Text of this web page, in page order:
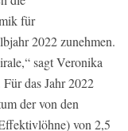
für
2022 zunehmen.
sagt Veronika
das Jahr 2022
der von den
von 2,5